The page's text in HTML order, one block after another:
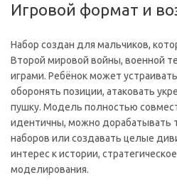
Игровой формат и
Набор создан для мальчиков,
Второй мировой войны, военной
играми. Ребёнок может
оборонять позиции, атаковать
пушку. Модель полностью
идентичны, можно дорабатывать
наборов или создавать целые
интерес к истории,
моделирования.